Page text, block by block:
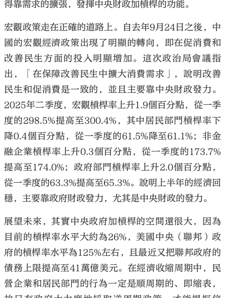
得靠需求的擴張，發揮中央財政加槓桿的功能。
宏觀政策走在正確的道路上。自去年9月24日之後，中
國的宏觀經濟政策出現了明顯的轉向，即在促消費和
改善民生方面的投入明顯增加。這次政治局會議指
出，「在保障改善民生中擴大消費需求」，說明改善
民生和促消費是一致的，並且主要靠中央財政發力。
2025年二季度，宏觀槓桿率上升1.9個百分點，從一季
度的298.5%提高至300.4%，其中居民部門槓桿率下
降0.4個百分點，從一季度的61.5%降至61.1%；非金
融企業槓桿率上升0.3個百分點，從一季度的173.7%
提高至174.0%；政府部門槓桿率上升2.0個百分點，
從一季度的63.3%提高至65.3%。說明上半年的經濟回
穩，主要靠政府財政發力，尤其是中央財政的發力。
展望未來，其實中央政府加槓桿的空間還很大，因為
目前的槓桿率水平大約為26%，美國中央（聯邦）政
府的槓桿率水平為125%左右，且最近又把聯邦政府的
債務上限提高至41萬億美元。在經濟收縮周期中，民
營企業和居民部門的行為一定是順周期的、即縮表，